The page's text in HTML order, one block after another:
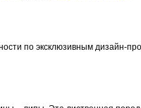
по эксклюзивным дизайн-